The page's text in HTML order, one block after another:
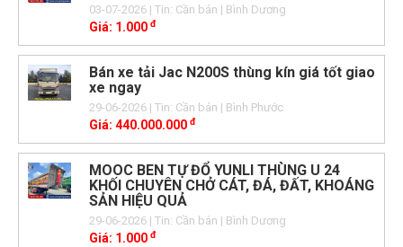
03-07-2026| Tin: Cần bán | Bình Dương
Giá: 1.000 đ
Bán xe tải Jac N200S thùng kín giá tốt giao
xe ngay
29-06-2026| Tin: Cần bán | Bình Phước
Giá: 440.000.000 đ
MOOC BEN TỰ ĐỔ YUNLI THÙNG U 24
KHỐI CHUYÊN CHỞ CÁT, ĐÁ, ĐẤT, KHOÁNG
SẢN HIỆU QUẢ
29-06-2026| Tin: Cần bán | Bình Dương
Giá: 1.000 đ